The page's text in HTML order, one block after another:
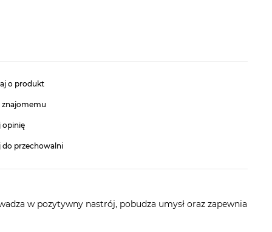
o produkt
znajomemu
opinię
do przechowalni
w pozytywny nastrój, pobudza umysł oraz zapewnia